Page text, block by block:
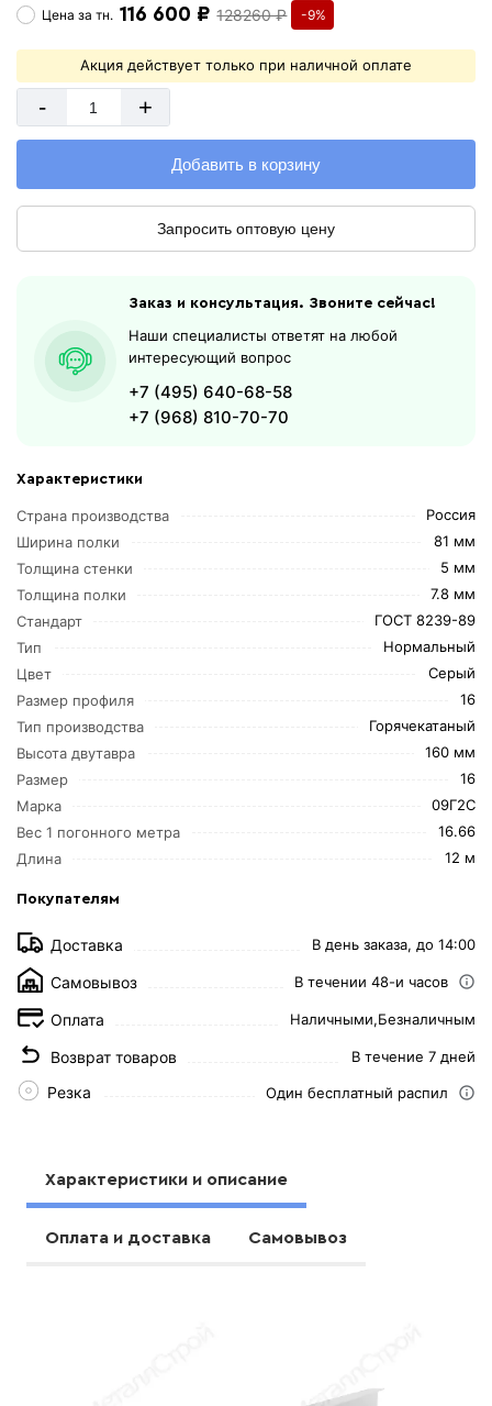
Характеристики
Страна производства
Россия
Ширина полки
81 мм
Толщина стенки
5 мм
Толщина полки
7.8 мм
Стандарт
ГОСТ 8239-89
Тип
Нормальный
Цвет
Серый
Размер профиля
16
Тип производства
Горячекатаный
Высота двутавра
160 мм
Размер
16
Марка
09Г2С
Вес 1 погонного метра
16.66
Длина
12 м
Покупателям
Доставка В день заказа, до 14:00
Самовывоз В течении 48-и часов
Оплата Наличными,Безналичным
Возврат товаров В течение 7 дней
Резка Один бесплатный распил
Цена затн. 116 600 ₽ 128260 ₽ -9%
Акция действует только при наличной оплате
- +
Добавить в корзину
Запросить оптовую цену
Заказ и консультация. Звоните сейчас!
Наши специалисты ответят на любой
интересующий вопрос
+7 (495) 640-68-58
+7 (968) 810-70-70
Характеристики и описание
Оплата и доставка Самовывоз